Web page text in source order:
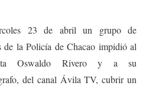
23 de abril un grupo de
de la Policía de Chacao impidió al
Oswaldo Rivero y a su
del canal Ávila TV, cubrir un